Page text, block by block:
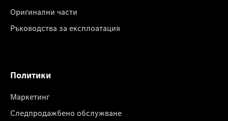
Оригинални части
Ръководства за експлоатация
Политики
Маркетинг
Следпродажбено обслужване